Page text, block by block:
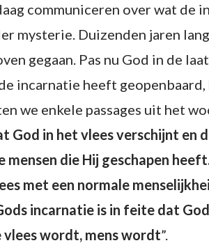
communiceren over wat de
mysterie. Duizenden jaren
gegaan. Pas nu God in de
incarnatie heeft
we enkele passages uit het
God in het vlees verschijnt en
mensen die Hij geschapen
met een normale
incarnatie is in feite dat
vlees wordt, mens wordt”.